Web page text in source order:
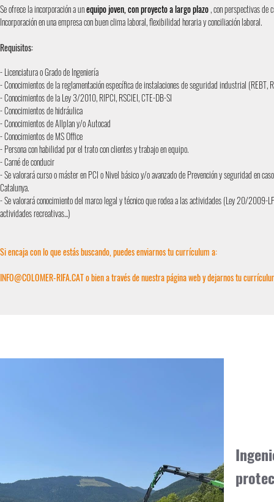
Se ofrece la incorporación a unequipo joven, con proyecto a largo plazo, con perspectivas de
Incorporación en una empresa con buen clima laboral, flexibilidad horaria y conciliación laboral.
Requisitos:
- Licenciatura o Grado de Ingeniería
- Conocimientos de la reglamentación específica de instalaciones de seguridad industrial (REBT,
- Conocimientos de la Ley 3/2010, RIPCI, RSCIEI, CTE-DB-SI
- Conocimientos de hidráulica
- Conocimientos de Allplan y/o Autocad
- Conocimientos de MS Office
- Persona con habilidad por el trato con clientes y trabajo en equipo.
- Carné de conducir
- Se valorará curso o máster en PCI o Nivel básico y/o avanzado de Prevención y seguridad en
Catalunya.
- Se valorará conocimiento del marco legal y técnico que rodea a las actividades (Ley 20/2009-
actividades recreativas...)
Si encaja con lo que estás buscando, puedes enviarnos tu currículum a:
INFO@COLOMER-RIFA.CATo bien a través de nuestra página web y dejarnos tu